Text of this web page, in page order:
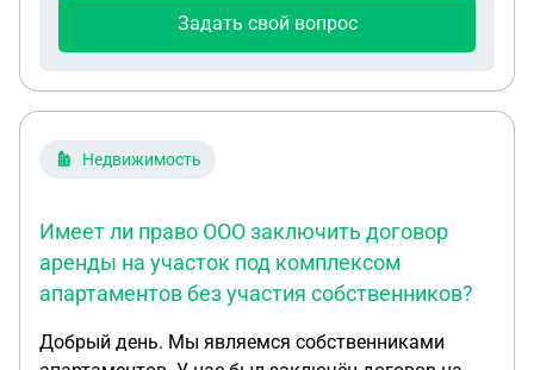
Задать свой вопрос
Недвижимость
Имеет ли право ООО заключить договор
аренды на участок под комплексом
апартаментов без участия собственников?
Добрый день. Мы являемся собственниками